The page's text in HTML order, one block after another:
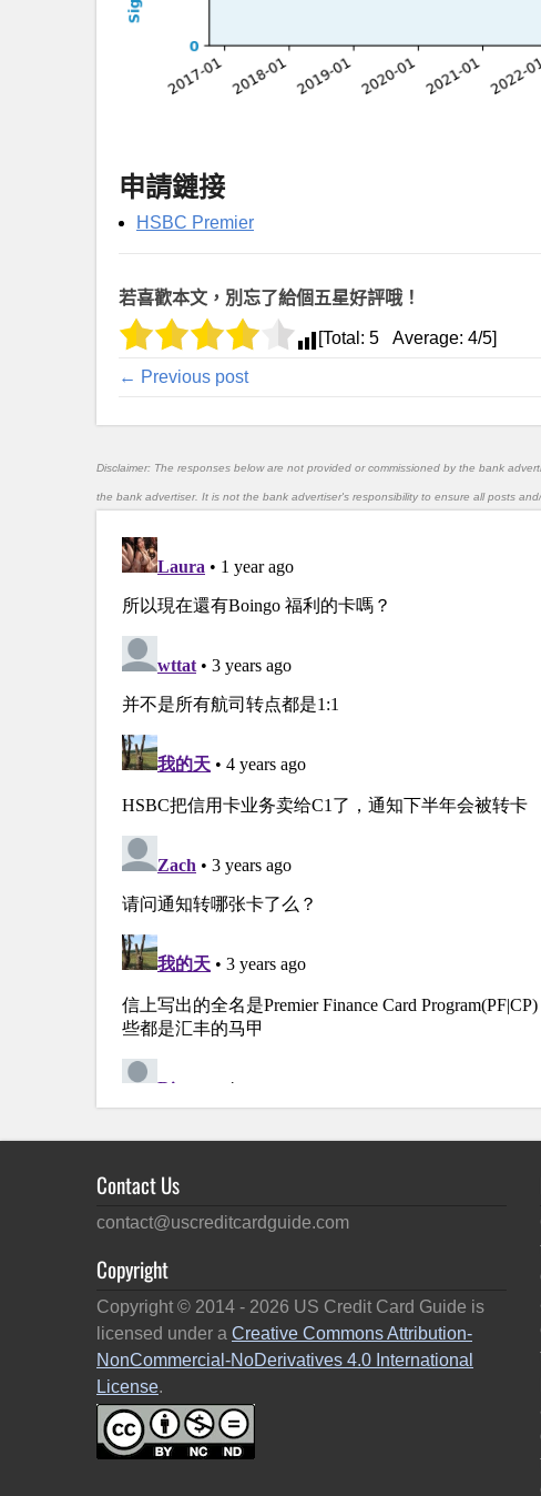
申請鏈接
HSBC Premier
若喜歡本文，別忘了給個五星好評哦！
[Total: 5 Average: 4/5]
← Previous post
Disclaimer: The responses below are not provided or commissioned by the bank
the bank advertiser. It is not the bank advertiser's responsibility to ensure all posts
Contact Us
contact@uscreditcardguide.com
Copyright
Copyright © 2014 - 2026 US Credit Card Guide is
licensed under a Creative Commons Attribution-
NonCommercial-NoDerivatives 4.0 International
License.